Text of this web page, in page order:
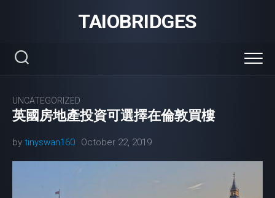
TAIOBRIDGES
UNCATEGORIZED
英國房地產投資可選擇在倫敦買樓
by tinyswan160 October 22, 2019